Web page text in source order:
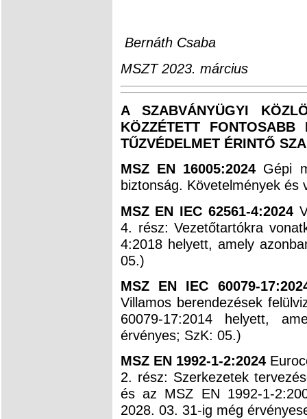
Bernáth Csaba
MSZT 2023. március
A SZABVÁNYÜGYI
KÖZZÉTETT FONTOSABB
TŰZVÉDELMET ÉRINTŐ
MSZ EN 16005:2024 Gépi
biztonság. Követelmények és
MSZ EN IEC 62561-4:2024
4. rész: Vezetőtartókra
4:2018 helyett, amely
05.)
MSZ EN IEC 60079-
Villamos berendezések
60079-17:2014 helyett,
érvényes; SzK: 05.)
MSZ EN 1992-1-2:2024
2. rész: Szerkezetek
és az MSZ EN 1992-1-
2028. 03. 31-ig még